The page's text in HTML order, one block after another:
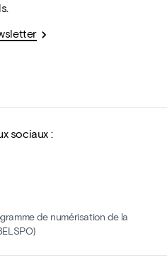
sociaux :
de numérisation de la